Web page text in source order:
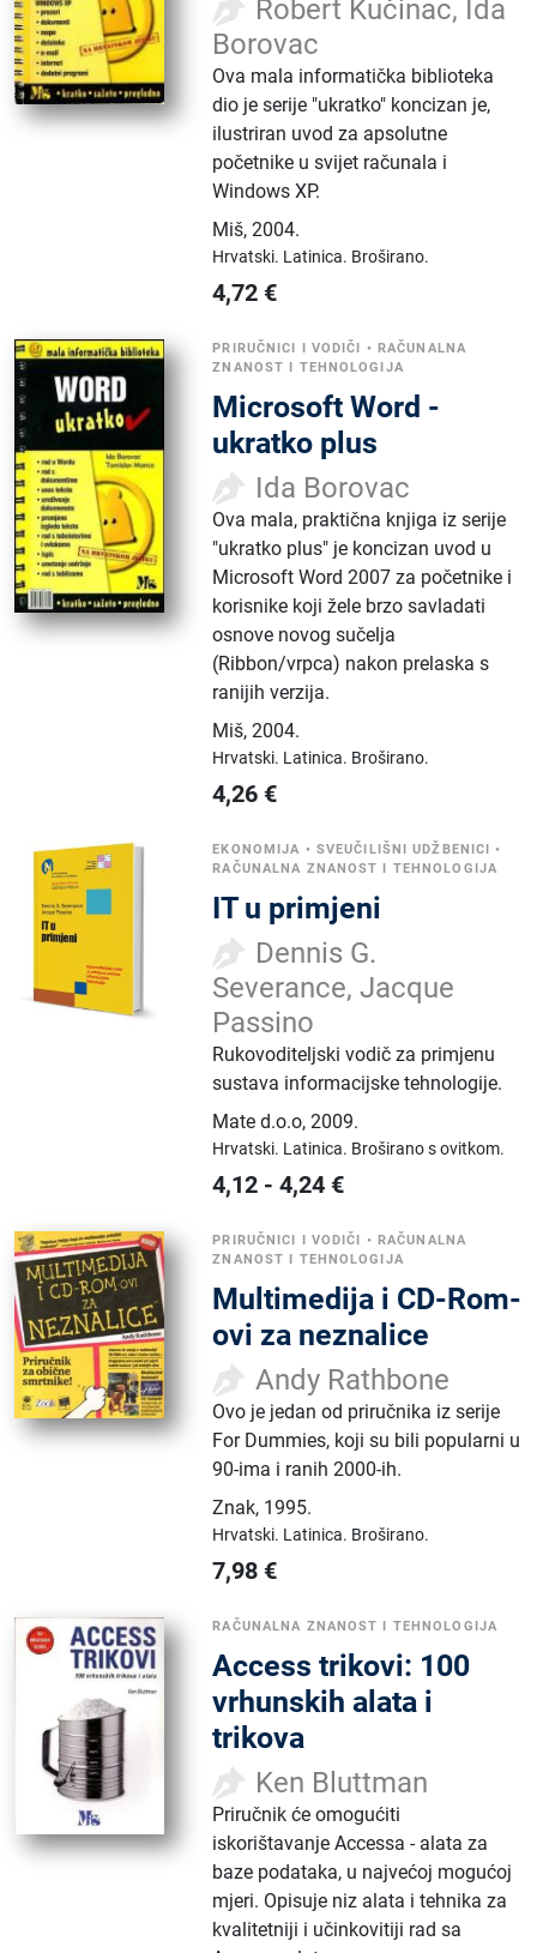
Robert Kučinac, Ida
Borovac
Ova mala informatička biblioteka
dio je serije "ukratko" koncizan je,
ilustriran uvod za apsolutne
početnike u svijet računala i
Windows XP.
Miš,2004.
Hrvatski. Latinica. Broširano.
4,72 €
PRIRUČNICI I VODIČI • RAČUNALNA
ZNANOST I TEHNOLOGIJA
Microsoft Word -
ukratko plus
Ida Borovac
Ova mala, praktična knjiga iz serije
"ukratko plus" je koncizan uvod u
Microsoft Word 2007 za početnike i
korisnike koji žele brzo savladati
osnove novog sučelja
(Ribbon/vrpca) nakon prelaska s
ranijih verzija.
Miš,2004.
Hrvatski. Latinica. Broširano.
4,26 €
EKONOMIJA • SVEUČILIŠNI UDŽBENICI •
RAČUNALNA ZNANOST I TEHNOLOGIJA
IT u primjeni
Dennis G.
Severance, Jacque
Passino
Rukovoditeljski vodič za primjenu
sustava informacijske tehnologije.
Mate d.o.o,2009.
Hrvatski. Latinica. Broširano s ovitkom.
4,12 -4,24 €
PRIRUČNICI I VODIČI • RAČUNALNA
ZNANOST I TEHNOLOGIJA
Multimedija i CD-Rom-
ovi za neznalice
Andy Rathbone
Ovo je jedan od priručnika iz serije
For Dummies, koji su bili popularni u
90-ima i ranih 2000-ih.
Znak, 1995.
Hrvatski. Latinica. Broširano.
7,98 €
RAČUNALNA ZNANOST I TEHNOLOGIJA
Access trikovi: 100
vrhunskih alata i
trikova
Ken Bluttman
Priručnik će omogućiti
iskorištavanje Accessa - alata za
baze podataka, u najvećoj mogućoj
mjeri. Opisuje niz alata i tehnika za
kvalitetniji i učinkovitiji rad sa